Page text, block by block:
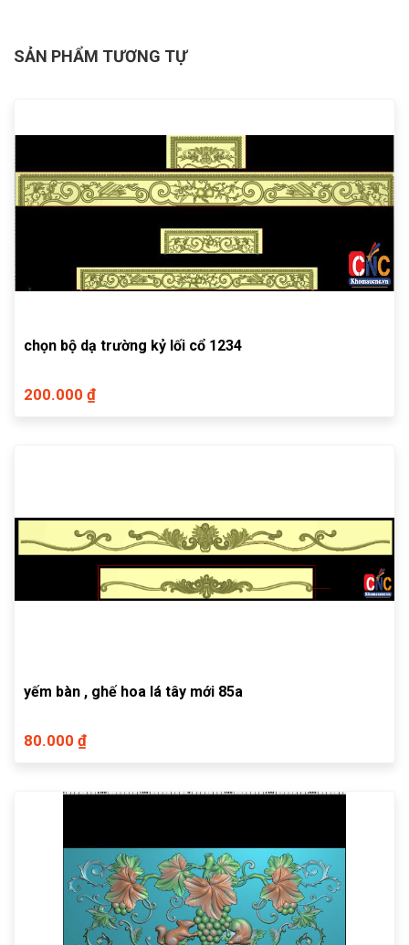
SẢN PHẨM TƯƠNG TỰ
chọn bộ dạ trường kỷ lối cổ 1234
200.000 ₫
yếm bàn , ghế hoa lá tây mới 85a
80.000 ₫